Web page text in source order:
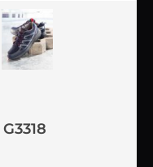
G3318